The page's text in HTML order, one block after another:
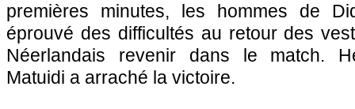
premières minutes, les hommes de
éprouvé des difficultés au retour des
Néerlandais revenir dans le match.
Matuidi a arraché la victoire.